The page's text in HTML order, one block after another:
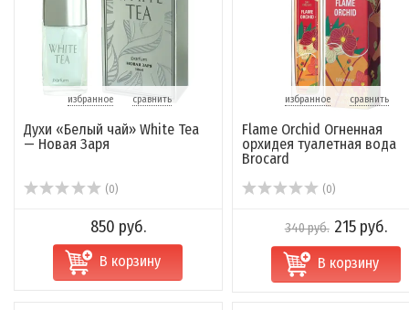
избранное сравнить
Духи «Белый чай» White Tea
— Новая Заря
(0)
850 руб.
В корзину
избранное сравнить
Flame Orchid Огненная
орхидея туалетная вода
Brocard
(0)
340 руб. 215 руб.
В корзину